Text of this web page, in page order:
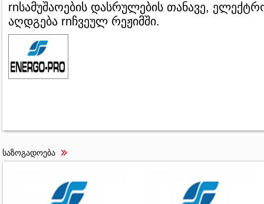
rnსამუშაოების დასრულების თანავე,
აღდგება rnჩვეულ რეჟიმში.
საზოგადოება